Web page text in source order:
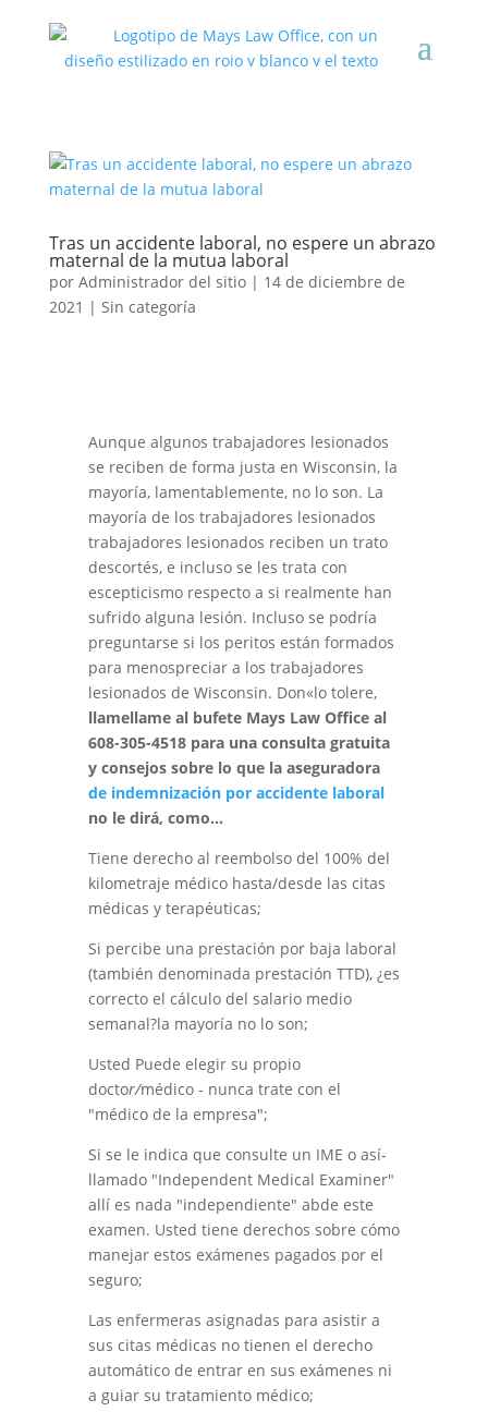
Tras un accidente laboral, no espere un abrazo
maternal de la mutua laboral
por Administrador del sitio| 14 de diciembre de
2021 | Sin categoría
Aunque algunos trabajadores lesionados
se reciben de forma justa en Wisconsin, la
mayoría, lamentablemente, no lo son. La
mayoría de los trabajadores lesionados
trabajadores lesionados reciben un trato
descortés, e incluso se les trata con
escepticismo respecto a si realmente han
sufrido alguna lesión. Incluso se podría
preguntarse si los peritos están formados
para menospreciar a los trabajadores
lesionados de Wisconsin. Don«lo tolere,
llamellame al bufete Mays Law Office al
608-305-4518 para una consulta gratuita
y consejos sobre lo que la aseguradora
de indemnización por accidente laboral
no le dirá, como…
Tiene derecho al reembolso del 100% del
kilometraje médico hasta/desde las citas
médicas y terapéuticas;
Si percibe una prestación por baja laboral
(también denominada prestación TTD), ¿es
correcto el cálculo del salario medio
semanal?la mayoría no lo son;
Usted Puede elegir su propio
doctor/médico - nunca trate con el
"médico de la empresa";
Si se le indica que consulte un IME o así-
llamado "Independent Medical Examiner"
allí es nada "independiente" abde este
examen. Usted tiene derechos sobre cómo
manejar estos exámenes pagados por el
seguro;
Las enfermeras asignadas para asistir a
sus citas médicas no tienen el derecho
automático de entrar en sus exámenes ni
a guiar su tratamiento médico;